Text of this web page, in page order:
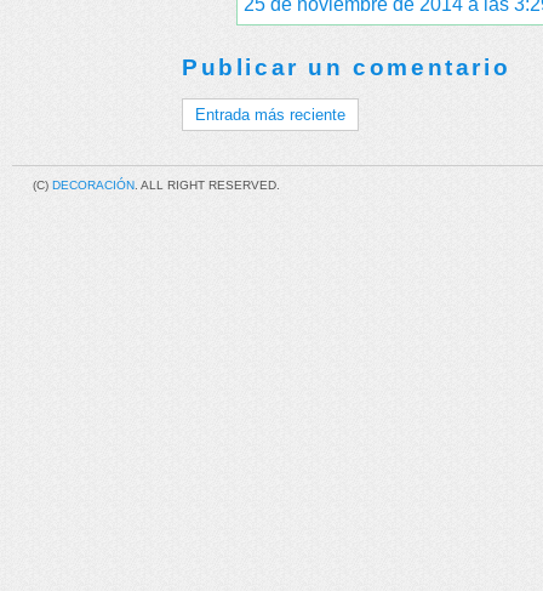
Publicar un comentario
Entrada más reciente
(C) DECORACIÓN. ALL RIGHT RESERVED.